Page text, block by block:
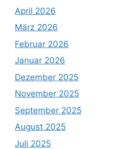
April 2026
März 2026
Februar 2026
Januar 2026
Dezember 2025
November 2025
September 2025
August 2025
Juli 2025